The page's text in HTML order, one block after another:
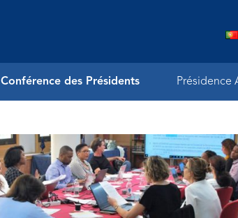
Conférence des Présidents Présidence